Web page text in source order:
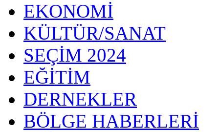
EKONOMİ
KÜLTÜR/SANAT
SEÇİM 2024
EĞİTİM
DERNEKLER
BÖLGE HABERLERİ